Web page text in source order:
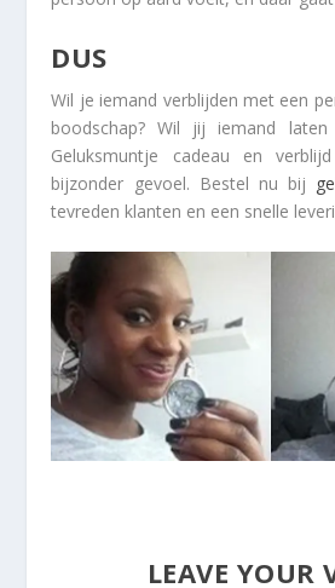
DUS
Wil je iemand verblijden met een
boodschap? Wil jij iemand
Geluksmuntje cadeau en
bijzonder gevoel. Bestel nu bij
tevreden klanten en een snelle
LEAVE YOUR